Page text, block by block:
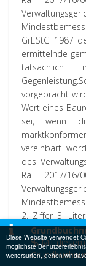
Diese Website verwendet
möglichste
weitersurfen, gehen wir
GrEStG 1987
ermittelnde
tatsächlich
Gegenleistung.
vorgebracht
Wert eines
sei, wenn
vereinbart
des
Ra 2017/
2, Ziffer 3,
Paragraph 10,
des Baurechts
Einzelfall
Mit diesem